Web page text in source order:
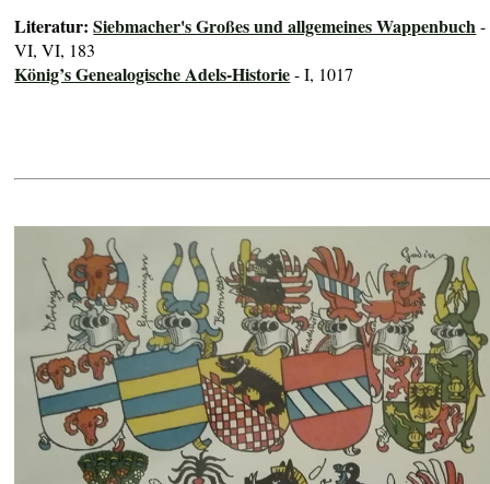
Literatur:Siebmacher's Großes und allgemeines Wappenbuch-
VI, VI, 183
König’s Genealogische Adels-Historie- I, 1017